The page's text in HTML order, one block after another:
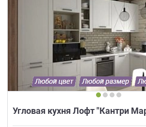
Угловая кухня Лофт "Кантри
обработки
персональных
данных.